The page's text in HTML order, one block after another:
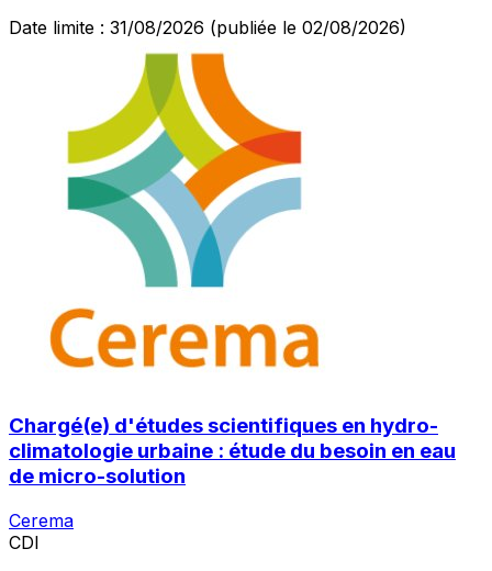
Date limite : 31/08/2026 (publiée le 02/08/2026)
Chargé(e) d'études scientifiques en hydro-
climatologie urbaine : étude du besoin en eau
de micro-solution
Cerema
CDI